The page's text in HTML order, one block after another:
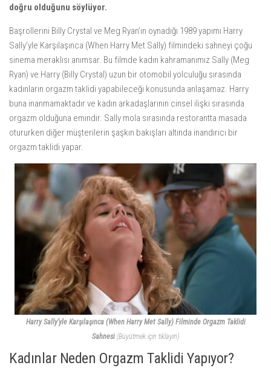
doğru olduğunu söylüyor.
Başrollerini Billy Crystal ve Meg Ryan’ın oynadığı 1989 yapımı Harry
Sally’yle Karşılaşınca (When Harry Met Sally) filmindeki sahneyi çoğu
sinema meraklısı anımsar. Bu filmde kadın kahramanımız Sally (Meg
Ryan) ve Harry (Billy Crystal) uzun bir otomobil yolculuğu sırasında
kadınların orgazm taklidi yapabileceği konusunda anlaşamaz. Harry
buna inanmamaktadır ve kadın arkadaşlarının cinsel ilişki sırasında
orgazm olduğuna emindir. Sally mola sırasında restorantta masada
otururken diğer müşterilerin şaşkın bakışları altında inandırıcı bir
orgazm taklidi yapar.
Harry Sally’yle Karşılaşınca (When Harry Met Sally) Filminde Orgazm Taklidi
Sahnesi (Büyütmek için tıklayın)
Kadınlar Neden Orgazm Taklidi Yapıyor?